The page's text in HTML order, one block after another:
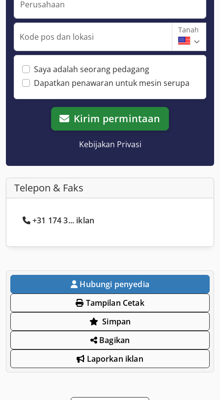
Perusahaan
Kode pos dan lokasi
Tanah
Saya adalah seorang pedagang
Dapatkan penawaran untuk mesin serupa
Kirim permintaan
Kebijakan Privasi
Telepon & Faks
+31 174 3... iklan
Hubungi penyedia
Tampilan Cetak
Simpan
Bagikan
Laporkan iklan